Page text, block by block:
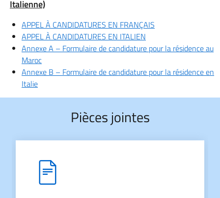
Italienne)
APPEL À CANDIDATURES EN FRANÇAIS
APPEL À CANDIDATURES EN ITALIEN
Annexe A – Formulaire de candidature pour la résidence au
Maroc
Annexe B – Formulaire de candidature pour la résidence en
Italie
Pièces jointes